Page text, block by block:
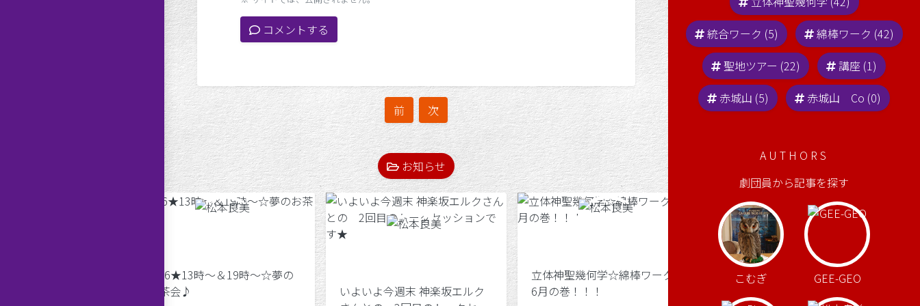
コメントする
前 次
お知らせ
6/16★13時～＆19時～☆夢の
お茶会♪
いよいよ今週末 神楽坂エルク
立体神聖幾何学☆綿棒ワーク
6月の巻！！！
目覚めの合図の雷様★
ども★ よしみです。 昨夜は前橋上空
統合ワーク (5)
綿棒ワーク (42)
聖地ツアー (22)
講座 (1)
赤城山 (5)
赤城山 Co (0)
AUTHORS
劇団員から記事を探す
こむぎ GEE-GEO